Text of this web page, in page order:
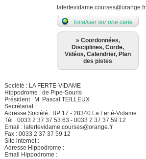
lafertevidame.courses@orange.fr
localiser sur une carte
» Coordonnées,
Disciplines, Corde,
Vidéos, Calendrier, Plan
des pistes
Société : LA FERTE-VIDAME
Hippodrome : de Pipe-Souris
Président : M. Pascal TEILLEUX
Secrétariat :
Adresse Société : BP 17 - 28340 La Ferté-Vidame
Tél : 0033 2 37 37 53 63 - 0033 2 37 37 59 12
Email : lafertevidame.courses@orange.fr
Fax : 0033 2 37 37 59 12
Site internet :
Adresse Hippodrome :
Email Hippodrome :